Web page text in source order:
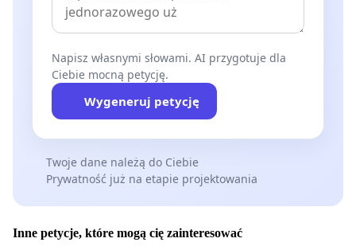
Napisz własnymi słowami. AI przygotuje dla
Ciebie mocną petycję.
Wygeneruj petycję
Twoje dane należą do Ciebie
Prywatność już na etapie projektowania
Inne petycje, które mogą cię zainteresować